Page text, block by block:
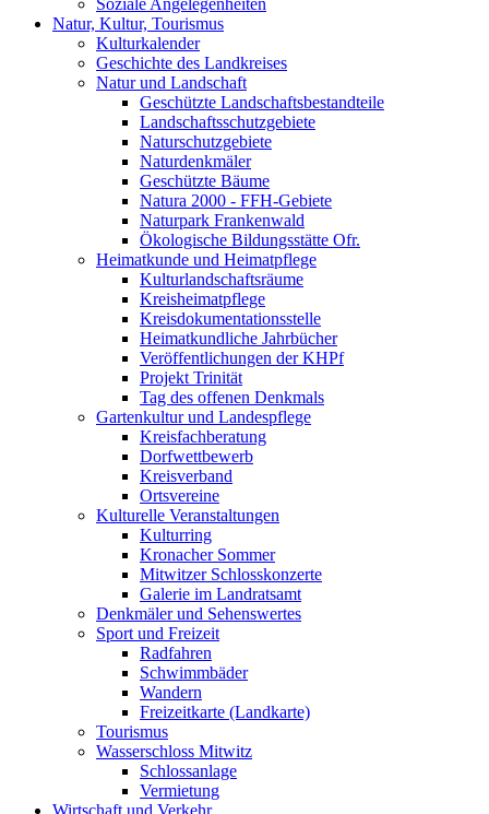
Soziale Angelegenheiten
Natur, Kultur, Tourismus
Kulturkalender
Geschichte des Landkreises
Natur und Landschaft
Geschützte Landschaftsbestandteile
Landschaftsschutzgebiete
Naturschutzgebiete
Naturdenkmäler
Geschützte Bäume
Natura 2000 - FFH-Gebiete
Naturpark Frankenwald
Ökologische Bildungsstätte Ofr.
Heimatkunde und Heimatpflege
Kulturlandschaftsräume
Kreisheimatpflege
Kreisdokumentationsstelle
Heimatkundliche Jahrbücher
Veröffentlichungen der KHPf
Projekt Trinität
Tag des offenen Denkmals
Gartenkultur und Landespflege
Kreisfachberatung
Dorfwettbewerb
Kreisverband
Ortsvereine
Kulturelle Veranstaltungen
Kulturring
Kronacher Sommer
Mitwitzer Schlosskonzerte
Galerie im Landratsamt
Denkmäler und Sehenswertes
Sport und Freizeit
Radfahren
Schwimmbäder
Wandern
Freizeitkarte (Landkarte)
Tourismus
Wasserschloss Mitwitz
Schlossanlage
Vermietung
Wirtschaft und Verkehr